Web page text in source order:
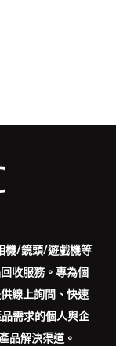
機/鏡頭/遊戲機等
收服務。專為個
線上詢問、快速
需求的個人與企
品解決渠道。